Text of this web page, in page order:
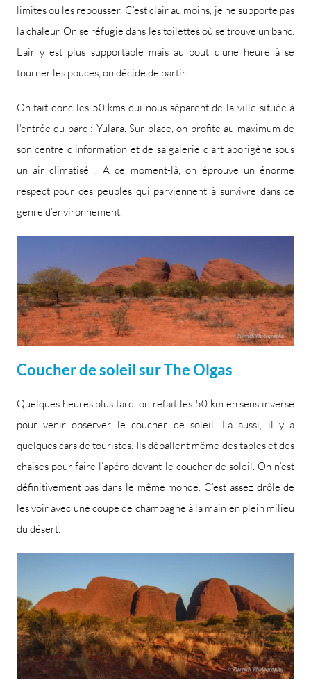
limites ou les repousser. C’est clair au moins, je ne supporte pas
la chaleur. On se réfugie dans les toilettes où se trouve un banc.
L’air y est plus supportable mais au bout d’une heure à se
tourner les pouces, on décide de partir.
On fait donc les 50 kms qui nous séparent de la ville située à
l’entrée du parc : Yulara. Sur place, on profite au maximum de
son centre d’information et de sa galerie d’art aborigène sous
un air climatisé ! À ce moment-là, on éprouve un énorme
respect pour ces peuples qui parviennent à survivre dans ce
genre d’environnement.
Coucher de soleil sur The Olgas
Quelques heures plus tard, on refait les 50 km en sens inverse
pour venir observer le coucher de soleil. Là aussi, il y a
quelques cars de touristes. Ils déballent même des tables et des
chaises pour faire l’apéro devant le coucher de soleil. On n’est
définitivement pas dans le même monde. C’est assez drôle de
les voir avec une coupe de champagne à la main en plein milieu
du désert.